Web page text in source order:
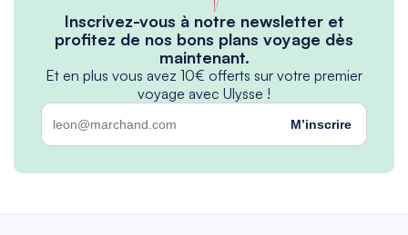
Inscrivez-vous à notre newsletter et
profitez de nos bons plans voyage dès
maintenant.
Et en plus vous avez 10€ offerts sur votre premier
voyage avec Ulysse !
M’inscrire